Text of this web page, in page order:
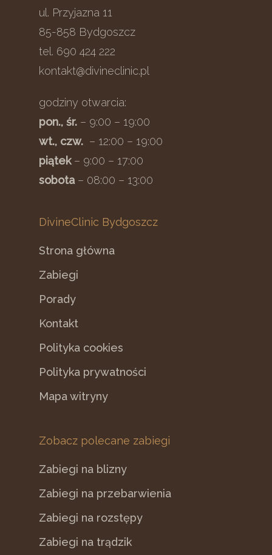
ul. Przyjazna 11
85-858 Bydgoszcz
tel. 690 424 222
kontakt@divineclinic.pl
godziny otwarcia:
pon., śr. – 9:00 – 19:00
wt., czw. – 12:00 – 19:00
piątek– 9:00 – 17:00
sobota– 08:00 – 13:00
DivineClinic Bydgoszcz
Strona główna
Zabiegi
Porady
Kontakt
Polityka cookies
Polityka prywatności
Mapa witryny
Zobacz polecane zabiegi
Zabiegi na blizny
Zabiegi na przebarwienia
Zabiegi na rozstępy
Zabiegi na trądzik